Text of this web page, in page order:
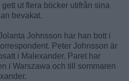
ut flera böcker utifrån sina
bevakat.
Johnsson har han bott i
Peter Johnsson är
i Malexander. Paret har
i Warszawa och till sommaren